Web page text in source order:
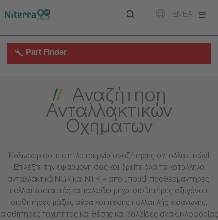
to
to
to
EMEA
Part Finder
Αναζήτηση
Ανταλλακτικών
Οχημάτων
Καλωσορίσατε στη λειτουργία αναζήτησης ανταλλακτικών!
Επιλέξτε την εφαρμογή σας και βρείτε όλα τα κατάλληλα
ανταλλακτικά NGK και NTK – από μπουζί, προθερμαντήρες,
πολλαπλασιαστές και καλώδια μέχρι αισθητήρες οξυγόνου,
αισθητήρες μάζας αέρα και πίεσης πολλαπλής εισαγωγής,
αισθητήρες ταχύτητας και θέσης και βαλβίδες ανακυκλοφορίας